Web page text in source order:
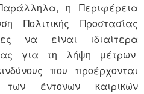
η Περιφέρεια
Πολιτικής Προστασίας
να είναι ιδιαίτερα
για τη λήψη μέτρων
που προέρχονται
έντονων καιρικών